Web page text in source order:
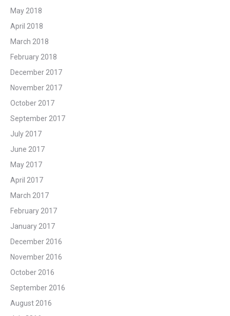
May 2018
April 2018
March 2018
February 2018
December 2017
November 2017
October 2017
September 2017
July 2017
June 2017
May 2017
April 2017
March 2017
February 2017
January 2017
December 2016
November 2016
October 2016
September 2016
August 2016